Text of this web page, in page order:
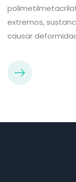
extremos,
causar